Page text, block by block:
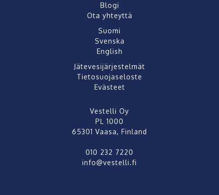
Blogi
Ota yhteyttä
Suomi
Svenska
English
Jätevesijärjestelmät
Tietosuojaseloste
Evästeet
Vestelli Oy
PL 1000
65301 Vaasa, Finland
010 232 7220
info@vestelli.fi